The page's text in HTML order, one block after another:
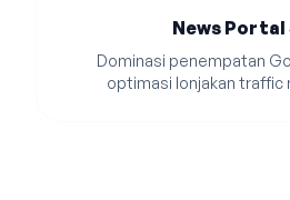
News Portal
Dominasi penempatan
optimasi lonjakan traffic